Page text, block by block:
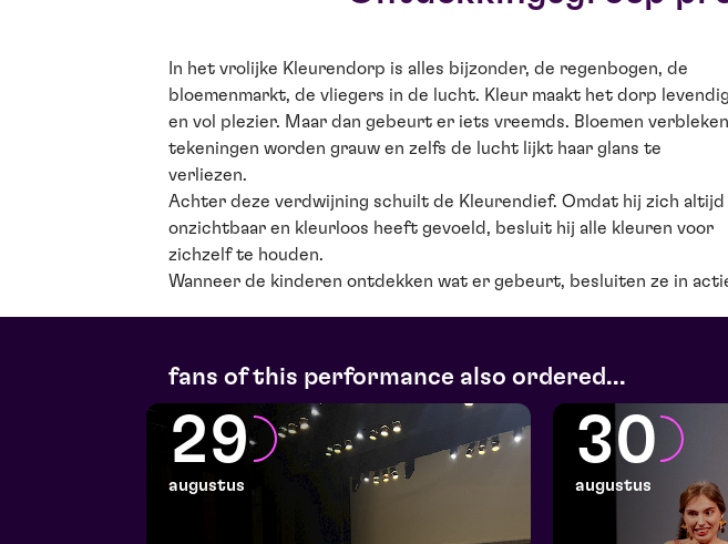
In het vrolijke Kleurendorp is alles bijzonder, de regenbogen, de
bloemenmarkt, de vliegers in de lucht. Kleur maakt het dorp levendig
en vol plezier. Maar dan gebeurt er iets vreemds. Bloemen
tekeningen worden grauw en zelfs de lucht lijkt haar glans te
verliezen.
Achter deze verdwijning schuilt de Kleurendief. Omdat hij zich altijd
onzichtbaar en kleurloos heeft gevoeld, besluit hij alle kleuren voor
zichzelf te houden.
Wanneer de kinderen ontdekken wat er gebeurt, besluiten ze in
fans of this performance also ordered...
29
augustus
30
augustus